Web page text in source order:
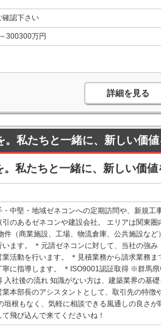
確認下さい
300300万円
詳細を見る
私たちと一緒に、新しい価値
私たちと一緒に、新しい価値
・中堅・地域ゼネコンへの定期訪問や、新規工
引のあるゼネコンや建設会社。 エリアは関東
件（商業施設、工場、物流倉庫、公共施設な
います。 ＊元請ゼネコンに対して、当社の強み
業活動を行います。 ＊見積業務から請求業務
寧に指導します。 ＊ISO9001認証取得 ※群馬
入社後の流れ 知識がない方は、建築業界の基
業本部長のアシスタントとして、取引先の特徴
垣根もなく、気軽に相談できる風通しの良さ
飛び込んで来てくださいね！